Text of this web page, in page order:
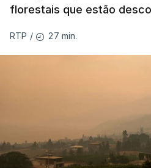
florestais que estão
RTP / 27 min.